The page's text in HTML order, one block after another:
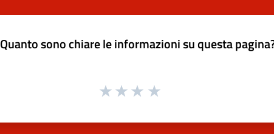
Quanto sono chiare le informazioni su questa